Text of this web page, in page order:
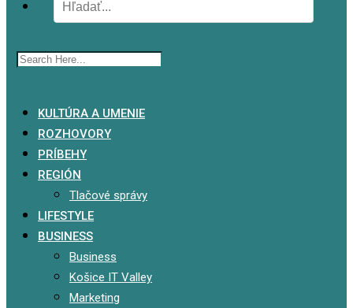
KULTÚRA A UMENIE
ROZHOVORY
PRÍBEHY
REGIÓN
Tlačové správy
LIFESTYLE
BUSINESS
Business
Košice IT Valley
Marketing